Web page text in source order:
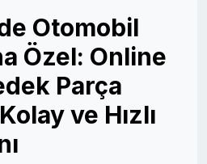
Otomobil
Özel: Online
Parça
ve Hızlı